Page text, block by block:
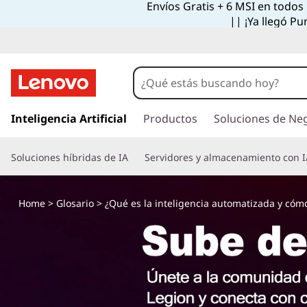
Envíos Gratis + 6 MSI en
|| ¡Ya llegó
r
c
o
Inteligencia Artificial Productos Soluciones de
Soluciones híbridas de IA Servidores y almacenamiento con
Home> Glosario> ¿Qué es la inteligencia automatizada y